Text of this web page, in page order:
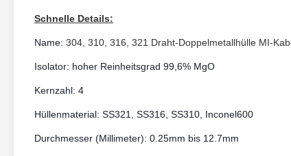
Schnelle Details:
Name: 304, 310, 316, 321 Draht-Doppelmetallhülle MI-
Isolator: hoher Reinheitsgrad 99,6% MgO
Kernzahl: 4
Hüllenmaterial: SS321, SS316, SS310, Inconel600
Durchmesser (Millimeter): 0.25mm bis 12.7mm